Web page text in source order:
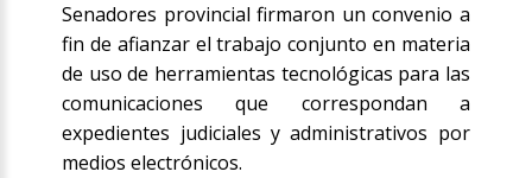
Senadores provincial firmaron un convenio a
fin de afianzar el trabajo conjunto en materia
de uso de herramientas tecnológicas para las
comunicaciones que correspondan a
expedientes judiciales y administrativos por
medios electrónicos.